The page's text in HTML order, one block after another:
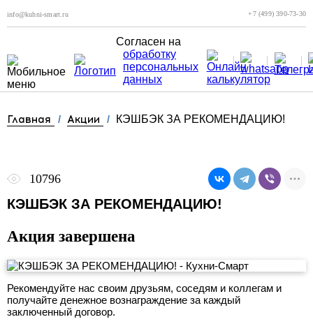
info@kuhni-smart.ru +7 (499) 390-73-30
Согласен на
обработку
персональных
данных
Главная / Акции / КЭШБЭК ЗА РЕКОМЕНДАЦИЮ!
10796
КЭШБЭК ЗА РЕКОМЕНДАЦИЮ!
Акция завершена
Рекомендуйте нас своим друзьям, соседям и коллегам и
получайте денежное вознаграждение за каждый
заключенный договор.